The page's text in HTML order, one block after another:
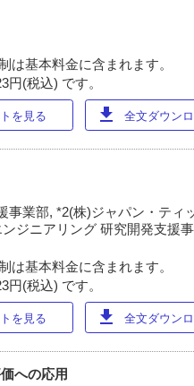
は基本料金に含まれます。
(税込) です。
を見る download 全文ダウン
業部, *2(株)ジャパン・ティ
ジニアリング 研究開発支援
は基本料金に含まれます。
(税込) です。
を見る download 全文ダウン
への応用